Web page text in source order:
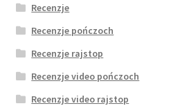
Recenzje
Recenzje pończoch
Recenzje rajstop
Recenzje video pończoch
Recenzje video rajstop